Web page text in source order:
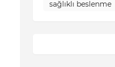
sağlıklı beslenme